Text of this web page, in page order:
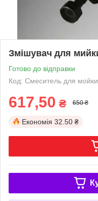
Змішувач для
Готово до відправки
Код: Смеситель для
617,50 ₴ 650 ₴
Економія 32.50 ₴